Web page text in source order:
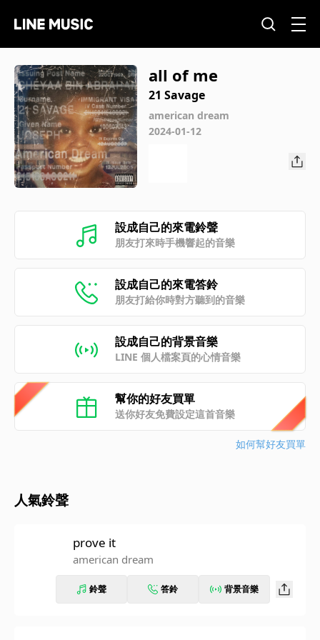
all of me
21 Savage
american dream
2024-01-12
設成自己的來電鈴聲
朋友打來時手機響起的音樂
設成自己的來電答鈴
朋友打給你時對方聽到的音樂
設成自己的背景音樂
LINE 個人檔案頁的心情音樂
幫你的好友買單
送你好友免費設定這首音樂
如何幫好友買單
人氣鈴聲
prove it
american dream
鈴聲 答鈴 背景音樂